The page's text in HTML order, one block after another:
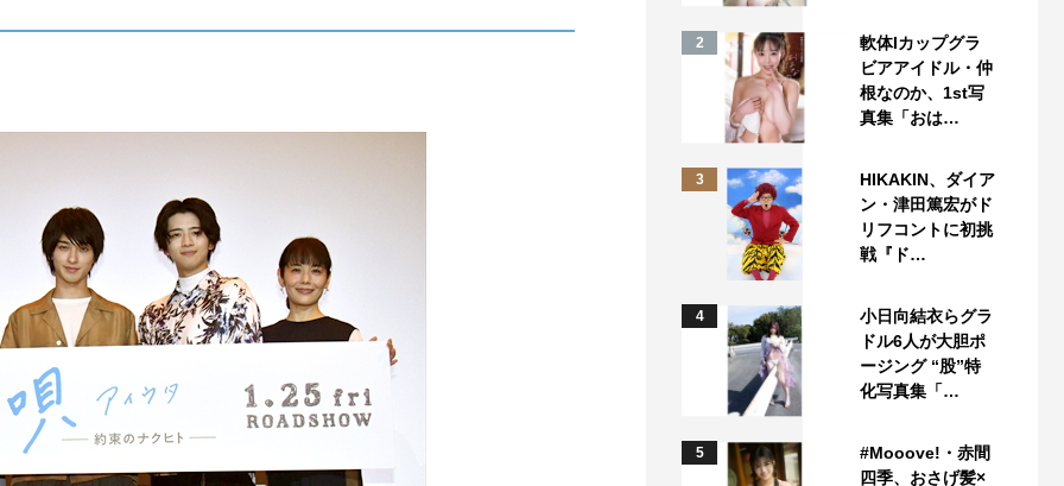
2
軟体Iカップグラ
ビアアイドル・仲
根なのか、1st写
真集「おは…
3
HIKAKIN、ダイア
ン・津田篤宏がド
リフコントに初挑
戦『ド…
4
小日向結衣らグラ
ドル6人が大胆ポ
ージング “股”特
化写真集「…
5
#Mooove!・赤間
四季、おさげ髪×